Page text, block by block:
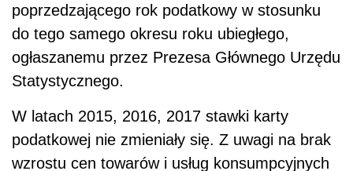
poprzedzającego rok podatkowy w stosunku
do tego samego okresu roku ubiegłego,
ogłaszanemu przez Prezesa Głównego Urzędu
Statystycznego.
W latach 2015, 2016, 2017 stawki karty
podatkowej nie zmieniały się. Z uwagi na brak
wzrostu cen towarów i usług konsumpcyjnych